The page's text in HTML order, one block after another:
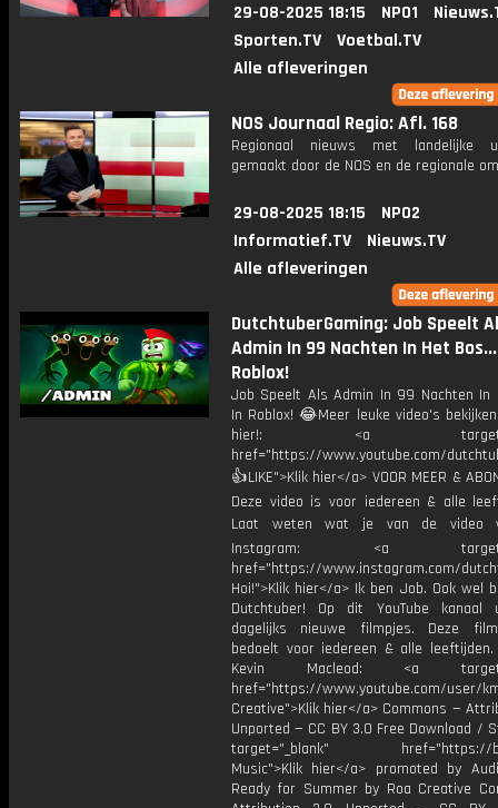
29-08-2025 18:15 NPO1
Sporten.TV
Voetbal.TV
Alle afleveringen
NOS Journaal Regio: Afl. 168
Regionaal nieuws met landelijke
gemaakt door de NOS en de regionale
29-08-2025 18:15
NPO2
Informatief.TV
Nieuws.TV
Alle afleveringen
DutchtuberGaming: Job Speelt
Admin In 99 Nachten In Het
Roblox!
Job Speelt Als Admin In 99 Nachten In
In Roblox! 😂Meer leuke video's
hier!: <a
href="https://www.youtube.com/
👍LIKE">Klik hier</a> VOOR MEER &
Deze video is voor iedereen & alle
Laat weten wat je van de video
Instagram: <a
href="https://www.instagram.com/
Hoi!">Klik hier</a> Ik ben Job. Ook wel
Dutchtuber! Op dit YouTube kanaal
dagelijks nieuwe filmpjes. Deze
bedoelt voor iedereen & alle
Kevin Macleod: <a
href="https://www.youtube.com/user/
Creative">Klik hier</a> Commons —
Unported — CC BY 3.0 Free Download /
target="_blank" href="https://
Music">Klik hier</a> promoted by
Ready for Summer by Roa Creative